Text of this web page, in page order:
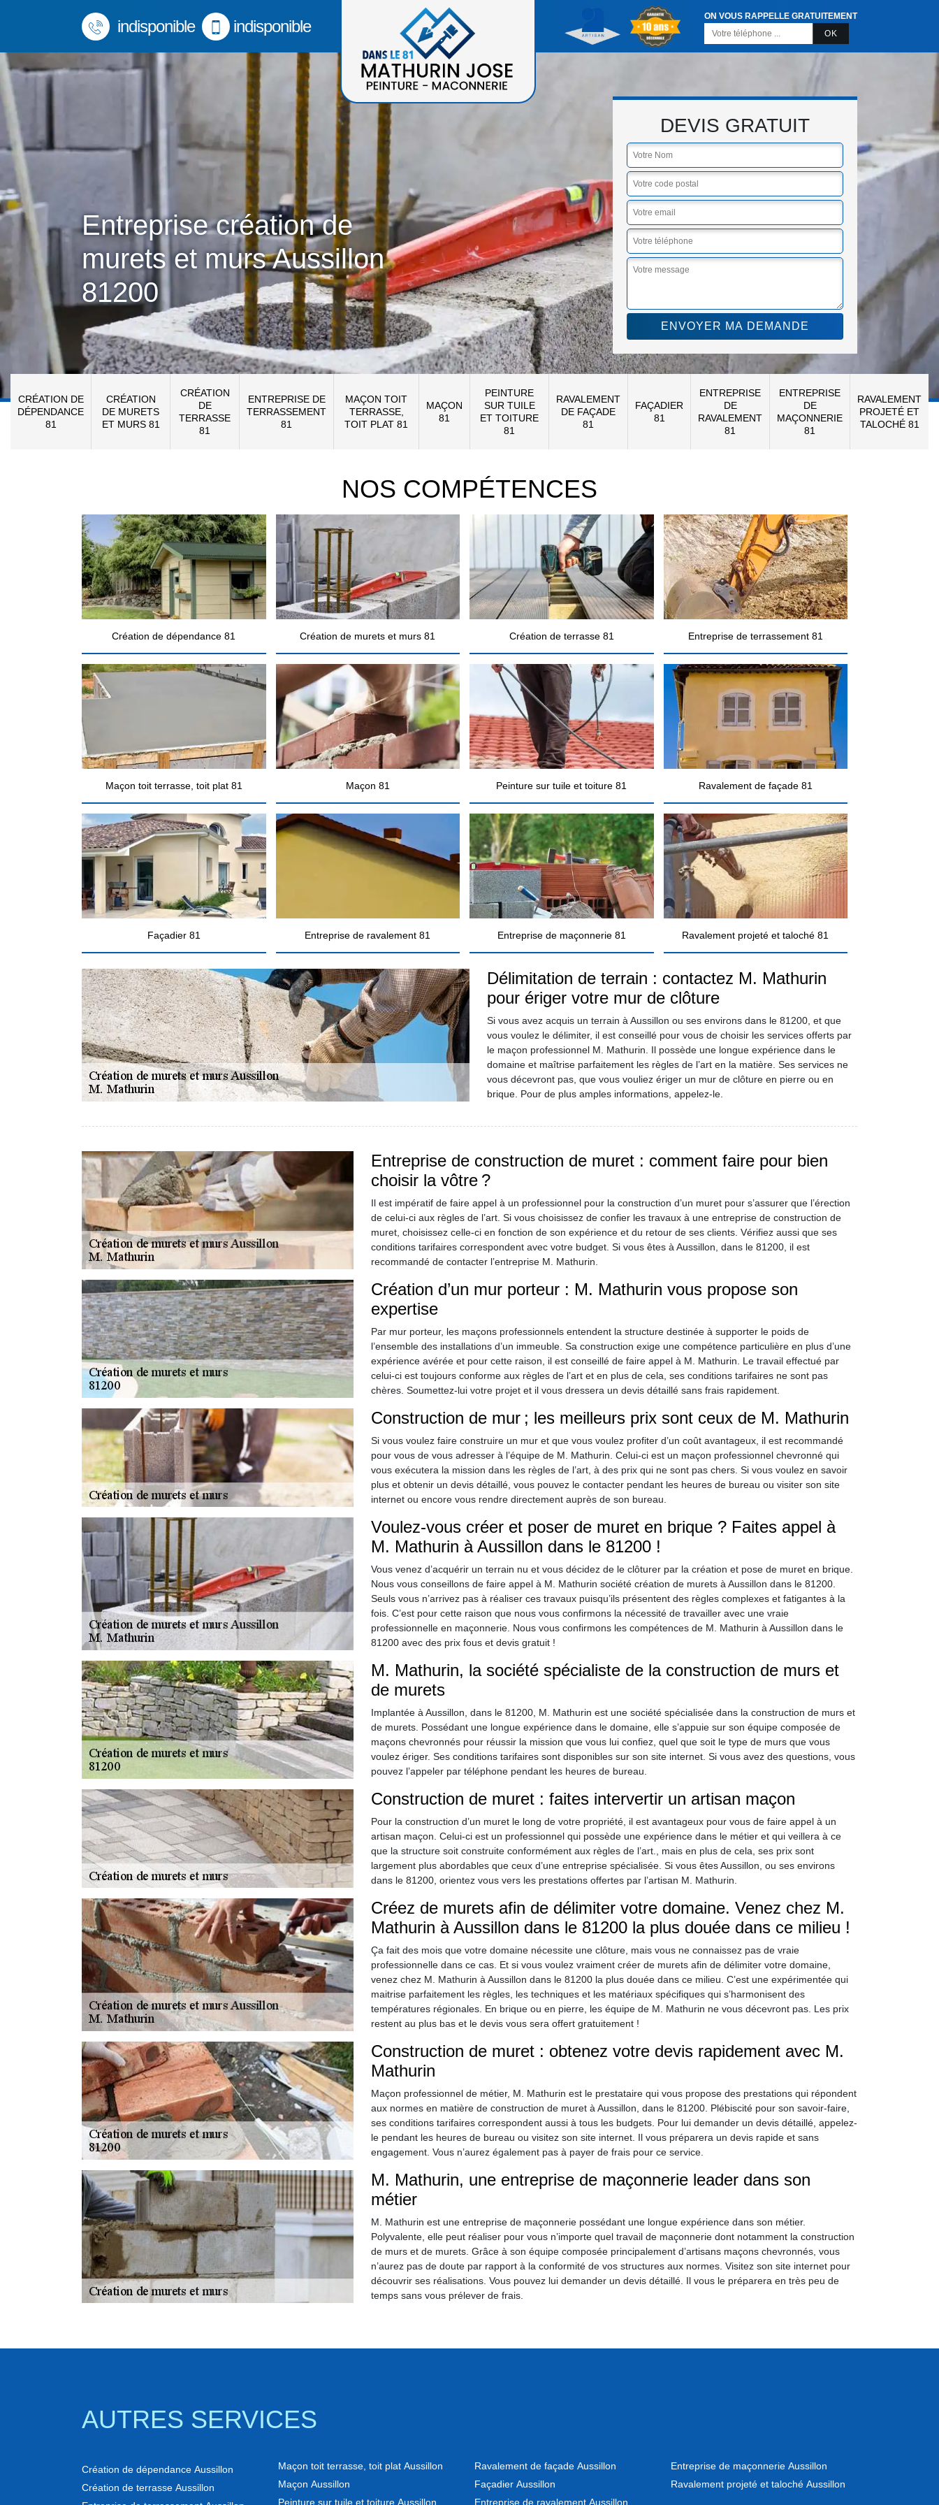
indisponible indisponible
ON VOUS RAPPELLE GRATUITEMENT
Entreprise création de
murets et murs Aussillon
81200
DEVIS GRATUIT
CRÉATION DE
DÉPENDANCE
81
CRÉATION
DE MURETS
ET MURS 81
CRÉATION
DE
TERRASSE
81
ENTREPRISE DE
TERRASSEMENT
81
MAÇON TOIT
TERRASSE,
TOIT PLAT 81
MAÇON
81
PEINTURE
SUR TUILE
ET TOITURE
81
RAVALEMENT
DE FAÇADE
81
FAÇADIER
81
ENTREPRISE
DE
RAVALEMENT
81
ENTREPRISE
DE
MAÇONNERIE
81
RAVALEMENT
PROJETÉ ET
TALOCHÉ 81
NOS COMPÉTENCES
Création de dépendance 81 Création de murets et murs 81 Création de terrasse 81 Entreprise de terrassement 81
Maçon toit terrasse, toit plat 81 Maçon 81 Peinture sur tuile et toiture 81 Ravalement de façade 81
Façadier 81 Entreprise de ravalement 81 Entreprise de maçonnerie 81 Ravalement projeté et taloché 81
Délimitation de terrain : contactez M. Mathurin
pour ériger votre mur de clôture
Si vous avez acquis un terrain à Aussillon ou ses environs dans le 81200, et que
vous voulez le délimiter, il est conseillé pour vous de choisir les services offerts par
le maçon professionnel M. Mathurin. Il possède une longue expérience dans le
domaine et maîtrise parfaitement les règles de l’art en la matière. Ses services ne
vous décevront pas, que vous vouliez ériger un mur de clôture en pierre ou en
brique. Pour de plus amples informations, appelez-le.
Entreprise de construction de muret : comment faire pour bien
choisir la vôtre ?
Il est impératif de faire appel à un professionnel pour la construction d’un muret pour s’assurer que l’érection
de celui-ci aux règles de l’art. Si vous choisissez de confier les travaux à une entreprise de construction de
muret, choisissez celle-ci en fonction de son expérience et du retour de ses clients. Vérifiez aussi que ses
conditions tarifaires correspondent avec votre budget. Si vous êtes à Aussillon, dans le 81200, il est
recommandé de contacter l’entreprise M. Mathurin.
Création d’un mur porteur : M. Mathurin vous propose son
expertise
Par mur porteur, les maçons professionnels entendent la structure destinée à supporter le poids de
l’ensemble des installations d’un immeuble. Sa construction exige une compétence particulière en plus d’une
expérience avérée et pour cette raison, il est conseillé de faire appel à M. Mathurin. Le travail effectué par
celui-ci est toujours conforme aux règles de l’art et en plus de cela, ses conditions tarifaires ne sont pas
chères. Soumettez-lui votre projet et il vous dressera un devis détaillé sans frais rapidement.
Construction de mur ; les meilleurs prix sont ceux de M. Mathurin
Si vous voulez faire construire un mur et que vous voulez profiter d’un coût avantageux, il est recommandé
pour vous de vous adresser à l’équipe de M. Mathurin. Celui-ci est un maçon professionnel chevronné qui
vous exécutera la mission dans les règles de l’art, à des prix qui ne sont pas chers. Si vous voulez en savoir
plus et obtenir un devis détaillé, vous pouvez le contacter pendant les heures de bureau ou visiter son site
internet ou encore vous rendre directement auprès de son bureau.
Voulez-vous créer et poser de muret en brique ? Faites appel à
M. Mathurin à Aussillon dans le 81200 !
Vous venez d’acquérir un terrain nu et vous décidez de le clôturer par la création et pose de muret en brique.
Nous vous conseillons de faire appel à M. Mathurin société création de murets à Aussillon dans le 81200.
Seuls vous n’arrivez pas à réaliser ces travaux puisqu’ils présentent des règles complexes et fatigantes à la
fois. C’est pour cette raison que nous vous confirmons la nécessité de travailler avec une vraie
professionnelle en maçonnerie. Nous vous confirmons les compétences de M. Mathurin à Aussillon dans le
81200 avec des prix fous et devis gratuit !
M. Mathurin, la société spécialiste de la construction de murs et
de murets
Implantée à Aussillon, dans le 81200, M. Mathurin est une société spécialisée dans la construction de murs et
de murets. Possédant une longue expérience dans le domaine, elle s’appuie sur son équipe composée de
maçons chevronnés pour réussir la mission que vous lui confiez, quel que soit le type de murs que vous
voulez ériger. Ses conditions tarifaires sont disponibles sur son site internet. Si vous avez des questions, vous
pouvez l’appeler par téléphone pendant les heures de bureau.
Construction de muret : faites intervertir un artisan maçon
Pour la construction d’un muret le long de votre propriété, il est avantageux pour vous de faire appel à un
artisan maçon. Celui-ci est un professionnel qui possède une expérience dans le métier et qui veillera à ce
que la structure soit construite conformément aux règles de l’art., mais en plus de cela, ses prix sont
largement plus abordables que ceux d’une entreprise spécialisée. Si vous êtes Aussillon, ou ses environs
dans le 81200, orientez vous vers les prestations offertes par l’artisan M. Mathurin.
Créez de murets afin de délimiter votre domaine. Venez chez M.
Mathurin à Aussillon dans le 81200 la plus douée dans ce milieu !
Ça fait des mois que votre domaine nécessite une clôture, mais vous ne connaissez pas de vraie
professionnelle dans ce cas. Et si vous voulez vraiment créer de murets afin de délimiter votre domaine,
venez chez M. Mathurin à Aussillon dans le 81200 la plus douée dans ce milieu. C’est une expérimentée qui
maitrise parfaitement les règles, les techniques et les matériaux spécifiques qui s’harmonisent des
températures régionales. En brique ou en pierre, les équipe de M. Mathurin ne vous décevront pas. Les prix
restent au plus bas et le devis vous sera offert gratuitement !
Construction de muret : obtenez votre devis rapidement avec M.
Mathurin
Maçon professionnel de métier, M. Mathurin est le prestataire qui vous propose des prestations qui répondent
aux normes en matière de construction de muret à Aussillon, dans le 81200. Plébiscité pour son savoir-faire,
ses conditions tarifaires correspondent aussi à tous les budgets. Pour lui demander un devis détaillé, appelez-
le pendant les heures de bureau ou visitez son site internet. Il vous préparera un devis rapide et sans
engagement. Vous n’aurez également pas à payer de frais pour ce service.
M. Mathurin, une entreprise de maçonnerie leader dans son
métier
M. Mathurin est une entreprise de maçonnerie possédant une longue expérience dans son métier.
Polyvalente, elle peut réaliser pour vous n’importe quel travail de maçonnerie dont notamment la construction
de murs et de murets. Grâce à son équipe composée principalement d’artisans maçons chevronnés, vous
n’aurez pas de doute par rapport à la conformité de vos structures aux normes. Visitez son site internet pour
découvrir ses réalisations. Vous pouvez lui demander un devis détaillé. Il vous le préparera en très peu de
temps sans vous prélever de frais.
AUTRES SERVICES
Création de dépendance Aussillon
Création de terrasse Aussillon
Maçon toit terrasse, toit plat Aussillon
Maçon Aussillon
Peinture sur tuile et toiture Aussillon
Ravalement de façade Aussillon
Façadier Aussillon
Entreprise de ravalement Aussillon
Entreprise de maçonnerie Aussillon
Ravalement projeté et taloché Aussillon